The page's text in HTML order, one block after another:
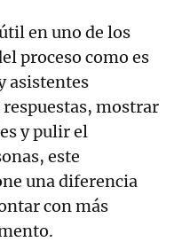
en uno de los
proceso como es
asistentes
mostrar
y pulir el
este
una diferencia
con más